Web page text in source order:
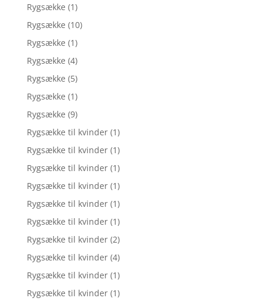
Rygsække (1)
Rygsække (10)
Rygsække (1)
Rygsække (4)
Rygsække (5)
Rygsække (1)
Rygsække (9)
Rygsække til kvinder (1)
Rygsække til kvinder (1)
Rygsække til kvinder (1)
Rygsække til kvinder (1)
Rygsække til kvinder (1)
Rygsække til kvinder (1)
Rygsække til kvinder (2)
Rygsække til kvinder (4)
Rygsække til kvinder (1)
Rygsække til kvinder (1)